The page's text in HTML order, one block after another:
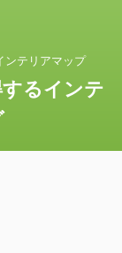
テリアマップ
るインテ